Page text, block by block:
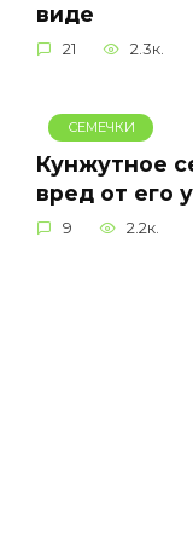
виде
21 2.3к.
СЕМЕЧКИ
Кунжутное
вред от его
9 2.2к.